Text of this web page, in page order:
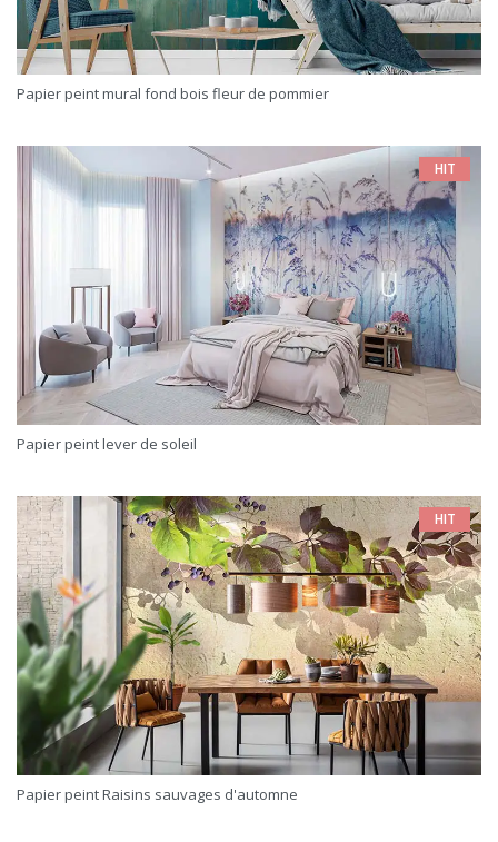
Papier peint mural fond bois fleur de pommier
HIT
Papier peint lever de soleil
HIT
Papier peint Raisins sauvages d'automne